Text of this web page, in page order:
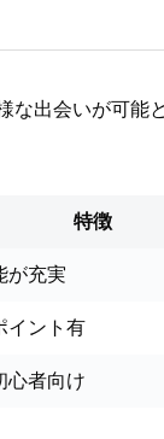
な出会いが可能
特徴
が充実
イント有
心者向け